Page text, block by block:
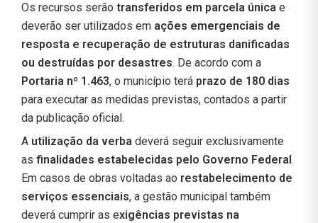
Os recursos serão transferidos em parcela única e
deverão ser utilizados em ações emergenciais de
resposta e recuperação de estruturas danificadas
ou destruídas por desastres. De acordo com a
Portaria nº 1.463, o município terá prazo de 180 dias
para executar as medidas previstas, contados a partir
da publicação oficial.
A utilização da verba deverá seguir exclusivamente
as finalidades estabelecidas pelo Governo Federal .
Em casos de obras voltadas ao restabelecimento de
serviços essenciais, a gestão municipal também
deverá cumprir as exigências previstas na